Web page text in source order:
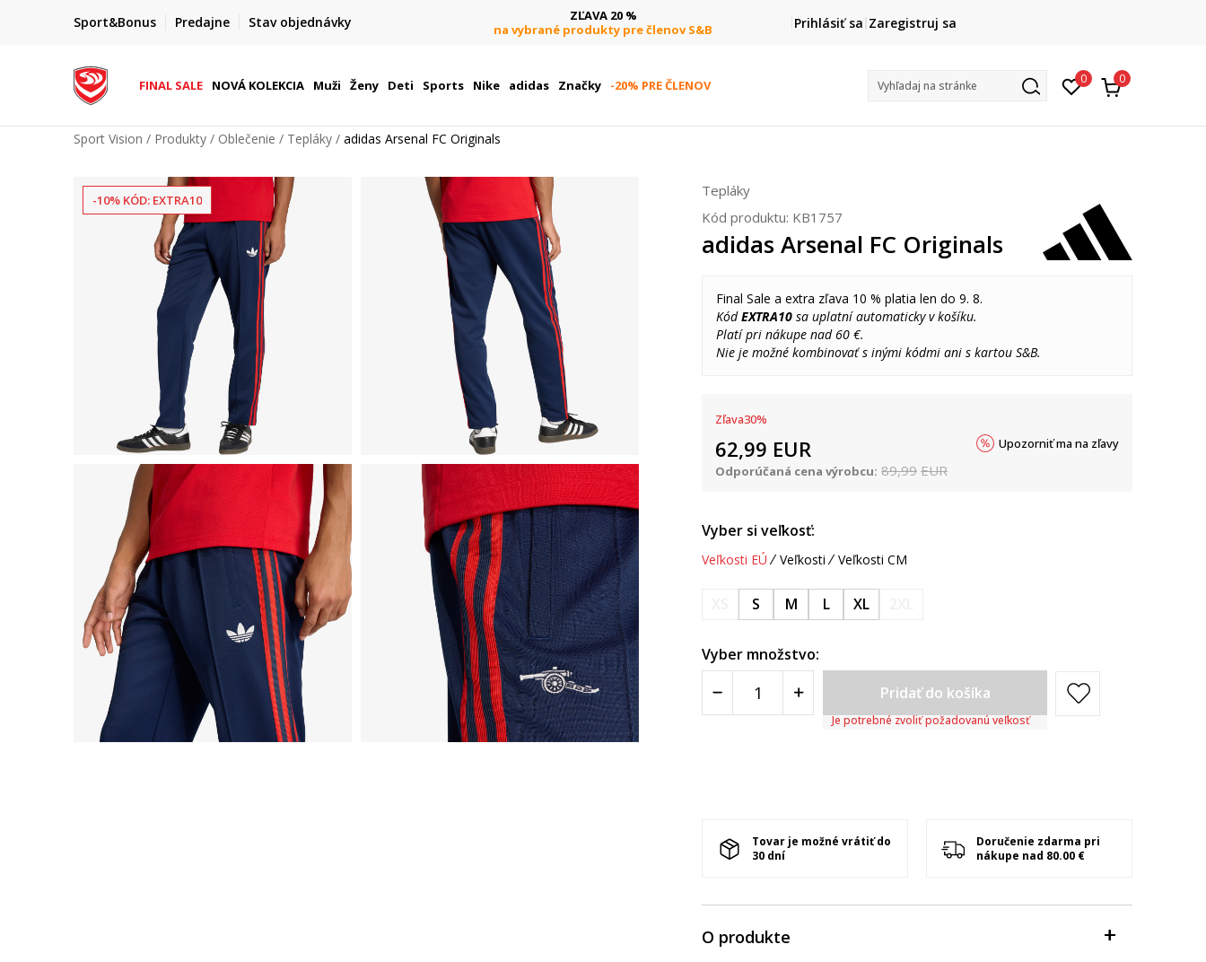
Sport&Bonus Predajne Stav objednávky
FINAL SALE AŽ -60 %
+ extra zľava 10 % len do 9. 8.
ZĽAVA 20 %
na vybrané produkty pre členov S&B
DOPRAVA ZADARMO
pri objednaní nad 80 € (neplatí pre Click&Collect)
Prihlásiť sa Zaregistruj sa
FINAL SALE NOVÁ KOLEKCIA Muži Ženy Deti Sports Nike adidas Značky -20% PRE ČLENOV Vyhľadaj na stránke 0 0
Sport Vision Produkty Oblečenie Tepláky adidas Arsenal FC Originals
-10% KÓD: EXTRA10
Tepláky
Kód produktu: KB1757
adidas Arsenal FC Originals
Final Sale a extra zľava 10 % platia len do 9. 8.
KódEXTRA10 sa uplatní automaticky v košíku.
Platí pri nákupe nad 60 €.
Nie je možné kombinovať s inými kódmi ani s kartou S&B.
Zľava30%
62,99 EUR
Odporúčaná cena výrobcu: 89,99 EUR
Upozorniť ma na zľavy
Vyber si veľkosť:
Veľkosti EÚ Veľkosti Veľkosti CM
S M L XL
Vyber množstvo:
Pridať do košíka
Je potrebné zvoliť požadovanú veľkosť
Tovar je možné vrátiť do
30 dní
Doručenie zdarma pri
nákupe nad 80.00 €
O produkte